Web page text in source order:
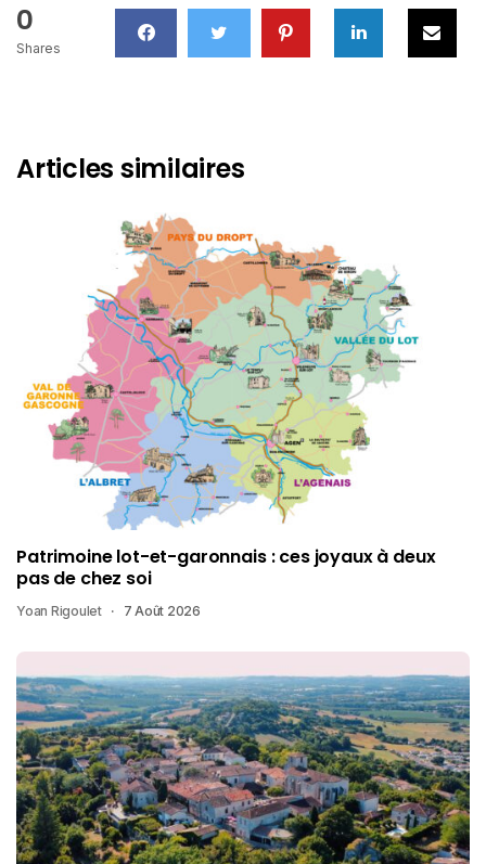
0
Shares
Articles similaires
Patrimoine lot-et-garonnais : ces joyaux à deux
pas de chez soi
Yoan Rigoulet 7 Août 2026